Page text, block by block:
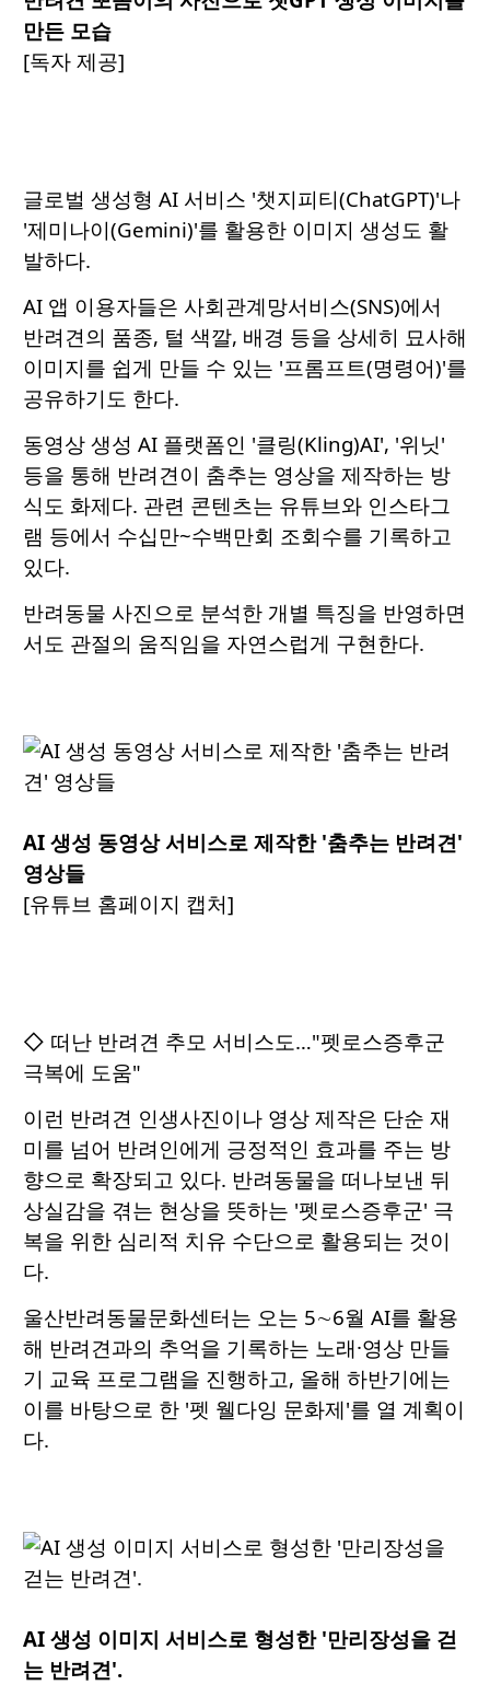
만든 모습
[독자 제공]
글로벌 생성형 AI 서비스 '챗지피티(ChatGPT)'나
'제미나이(Gemini)'를 활용한 이미지 생성도 활
발하다.
AI 앱 이용자들은 사회관계망서비스(SNS)에서
반려견의 품종, 털 색깔, 배경 등을 상세히 묘사해
이미지를 쉽게 만들 수 있는 '프롬프트(명령어)'를
공유하기도 한다.
동영상 생성 AI 플랫폼인 '클링(Kling)AI', '위닛'
등을 통해 반려견이 춤추는 영상을 제작하는 방
식도 화제다. 관련 콘텐츠는 유튜브와 인스타그
램 등에서 수십만~수백만회 조회수를 기록하고
있다.
반려동물 사진으로 분석한 개별 특징을 반영하면
서도 관절의 움직임을 자연스럽게 구현한다.
AI 생성 동영상 서비스로 제작한 '춤추는 반려견'
영상들
[유튜브 홈페이지 캡처]
◇ 떠난 반려견 추모 서비스도…"펫로스증후군
극복에 도움"
이런 반려견 인생사진이나 영상 제작은 단순 재
미를 넘어 반려인에게 긍정적인 효과를 주는 방
향으로 확장되고 있다. 반려동물을 떠나보낸 뒤
상실감을 겪는 현상을 뜻하는 '펫로스증후군' 극
복을 위한 심리적 치유 수단으로 활용되는 것이
다.
울산반려동물문화센터는 오는 5∼6월 AI를 활용
해 반려견과의 추억을 기록하는 노래·영상 만들
기 교육 프로그램을 진행하고, 올해 하반기에는
이를 바탕으로 한 '펫 웰다잉 문화제'를 열 계획이
다.
AI 생성 이미지 서비스로 형성한 '만리장성을 걷
는 반려견'.